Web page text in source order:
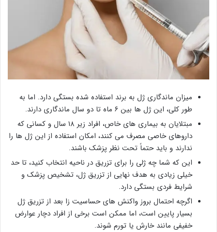
میزان ماندگاری ژل به برند استفاده شده بستگی دارد. اما به
طور کلی، این ژل ها بین ۶ ماه تا دو سال ماندگاری دارند.
مبتلایان به بیماری های خاص، افراد زیر ۱۸ سال و کسانی که
داروهای خاصی مصرف می کنند، امکان استفاده از این ژل ها را
ندارند و باید حتماً تحت نظر پزشک باشند.
این که شما چه ژلی را برای تزریق در ناحیه انتخاب کنید، تا حد
خیلی زیادی به هدف نهایی از تزریق ژل، تشخیص پزشک و
شرایط فردی بستگی دارد.
اگرچه احتمال بروز واکنش های حساسیت زا بعد از تزریق ژل
بسیار پایین است، اما ممکن است برخی از افراد دچار عوارض
خفیفی مانند خارش یا تورم شوند.